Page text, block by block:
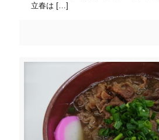
立春は […]